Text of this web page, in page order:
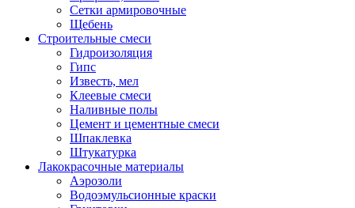
Сетки армировочные
Щебень
Строительные смеси
Гидроизоляция
Гипс
Известь, мел
Клеевые смеси
Наливные полы
Цемент и цементные смеси
Шпаклевка
Штукатурка
Лакокрасочные материалы
Аэрозоли
Водоэмульсионные краски